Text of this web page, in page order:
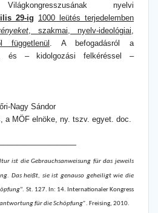
nyelvi
29-ig 1000 leütés terjedelemben
, szakmai, nyelv-ideológiai,
függetlenül . A befogadásról a
és ‒ kidolgozási felkéréssel ‒
Nagy Sándor
a MÖF elnöke, ny. tszv. egyet. doc.
—
ist die Gebrauchsanweisung für das jeweils
Das heißt, sie ist genauso geheiligt wie die
”. St. 127. In: 14. Internationaler Kongress
für die Schöpfung”. Freising, 2010.